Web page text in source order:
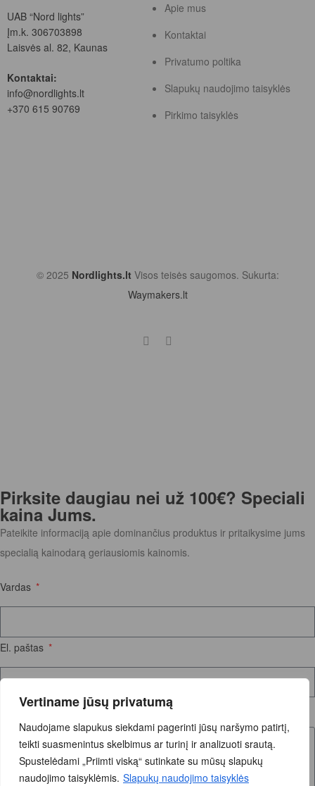
Vertiname jūsų privatumą
Naudojame slapukus siekdami pagerinti jūsų naršymo patirtį,
teikti suasmenintus skelbimus ar turinį ir analizuoti srautą.
Spustelėdami „Priimti viską“ sutinkate su mūsų slapukų
naudojimo taisyklėmis. Slapukų naudojimo taisyklės
UAB “Nord lights”
Įm.k. 306703898
Laisvės al. 82, Kaunas
Kontaktai:
info@nordlights.lt
+370 615 90769
Apie mus
Kontaktai
Privatumo poltika
Slapukų naudojimo taisyklės
Pirkimo taisyklės
© 2025 Nordlights.lt Visos teisės saugomos. Sukurta:
Waymakers.lt
Pirksite daugiau nei už 100€? Speciali
kaina Jums.
Pateikite informaciją apie dominančius produktus ir pritaikysime jums
specialią kainodarą geriausiomis kainomis.
Vardas
El. paštas
Užklausos tekstas